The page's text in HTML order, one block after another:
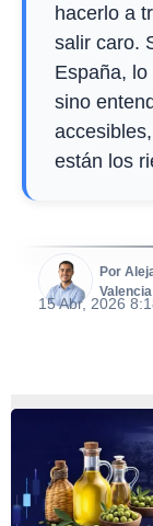
hacerlo a
salir caro.
España,
sino
están los
Por
Valencia
15 Abr, 2026